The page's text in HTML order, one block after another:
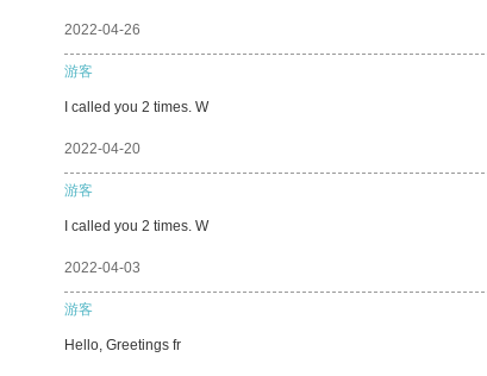
2022-04-26
游客
I called you 2 times. W
2022-04-20
游客
I called you 2 times. W
2022-04-03
游客
Hello, Greetings fr